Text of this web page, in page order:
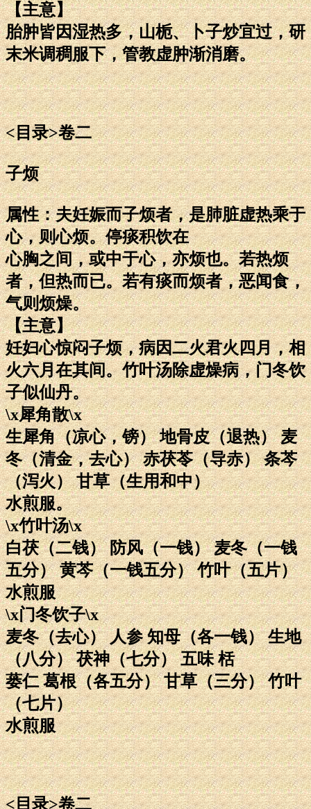
【主意】
胎肿皆因湿热多，山栀、卜子炒宜过，研
末米调稠服下，管教虚肿渐消磨。
<目录>卷二
子烦
属性：夫妊娠而子烦者，是肺脏虚热乘于
心，则心烦。停痰积饮在
心胸之间，或中于心，亦烦也。若热烦
者，但热而已。若有痰而烦者，恶闻食，
气则烦燥。
【主意】
妊妇心惊闷子烦，病因二火君火四月，相
火六月在其间。竹叶汤除虚燥病，门冬饮
子似仙丹。
\x犀角散\x
生犀角（凉心，镑） 地骨皮（退热） 麦
冬（清金，去心） 赤茯苓（导赤） 条芩
（泻火） 甘草（生用和中）
水煎服。
\x竹叶汤\x
白茯（二钱） 防风（一钱） 麦冬（一钱
五分） 黄芩（一钱五分） 竹叶（五片）
水煎服
\x门冬饮子\x
麦冬（去心） 人参 知母（各一钱） 生地
（八分） 茯神（七分） 五味 栝
蒌仁 葛根（各五分） 甘草（三分） 竹叶
（七片）
水煎服
<目录>卷二